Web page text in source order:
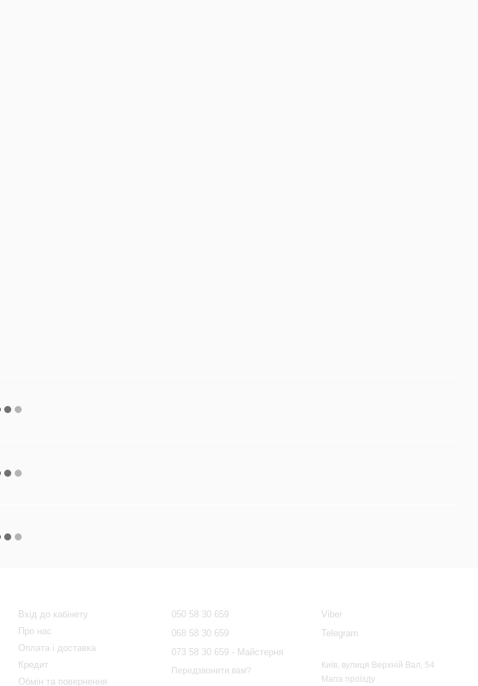
Вхід до кабінету
Про нас
Оплата і доставка
Кредит
Обмін та повернення
050 58 30 659
068 58 30 659
073 58 30 659 - Майстерня
Передзвонити вам?
Viber
Telegram
Київ, вулиця Верхній Вал, 54
Мапа проїзду